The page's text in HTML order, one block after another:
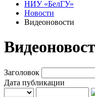
НИУ «БелГУ»
Новости
Видеоновости
Заголовок
Дата публикации